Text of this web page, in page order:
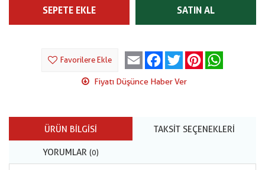
SEPETE EKLE SATIN AL
Favorilere Ekle Email Facebook
Twitter Pinterest
Fiyatı Düşünce Haber Ver
ÜRÜN BILGISI TAKSIT SEÇENEKLERI
YORUMLAR (0)